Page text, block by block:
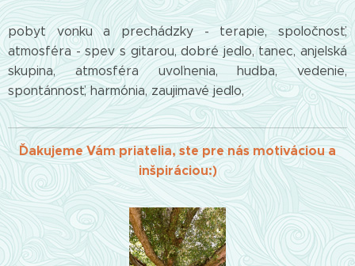
pobyt vonku a prechádzky - terapie, spoločnosť,
atmosféra - spev s gitarou, dobré jedlo, tanec, anjelská
skupina, atmosféra uvoľnenia, hudba, vedenie,
spontánnosť, harmónia, zaujimavé jedlo,
Ďakujeme Vám priatelia, ste pre nás motiváciou a
inšpiráciou:)